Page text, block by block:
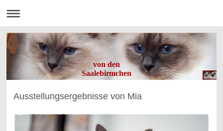
von den
Saalebirmchen
Ausstellungsergebnisse von Mia